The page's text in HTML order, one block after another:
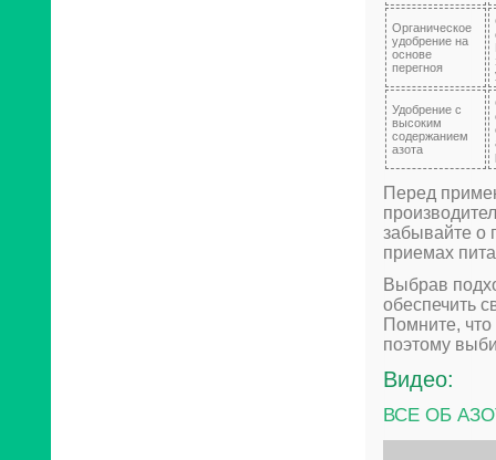
Органическое
удобрение на
основе
перегноя
Удобрение с
высоким
содержанием
азота
Перед
забывайте о
приемах
Выбрав
обеспечить
Помните, что
поэтому
Видео:
ВСЕ ОБ